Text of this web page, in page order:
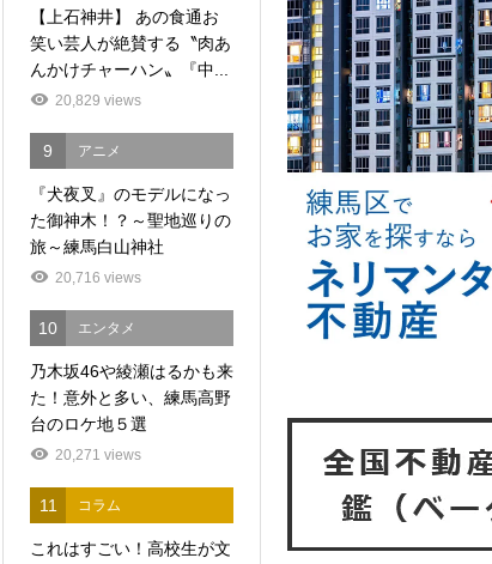
【上石神井】 あの食通お
笑い芸人が絶賛する〝肉あ
んかけチャーハン〟『中...
20,829 views
9 アニメ
『犬夜叉』のモデルになっ
た御神木！？～聖地巡りの
旅～練馬白山神社
20,716 views
10 エンタメ
乃木坂46や綾瀬はるかも来
た！意外と多い、練馬高野
台のロケ地５選
20,271 views
11 コラム
これはすごい！高校生が文